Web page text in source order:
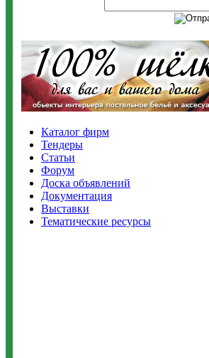
Каталог фирм
Тендеры
Статьи
Форум
Доска объявлений
Документация
Выставки
Тематические ресурсы